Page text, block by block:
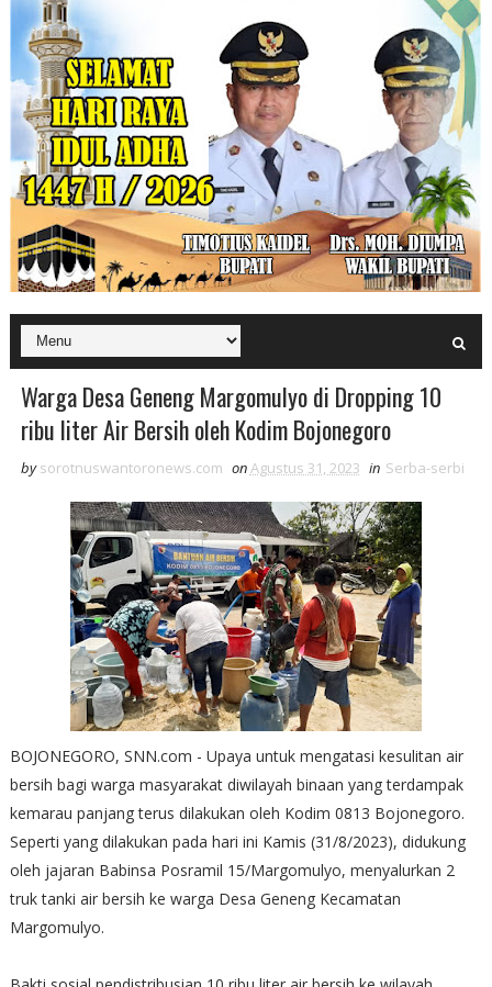
Warga Desa Geneng Margomulyo di Dropping 10
ribu liter Air Bersih oleh Kodim Bojonegoro
by sorotnuswantoronews.com onAgustus 31, 2023 in Serba-serbi
BOJONEGORO, SNN.com - Upaya untuk mengatasi kesulitan air
bersih bagi warga masyarakat diwilayah binaan yang terdampak
kemarau panjang terus dilakukan oleh Kodim 0813 Bojonegoro.
Seperti yang dilakukan pada hari ini Kamis (31/8/2023), didukung
oleh jajaran Babinsa Posramil 15/Margomulyo, menyalurkan 2
truk tanki air bersih ke warga Desa Geneng Kecamatan
Margomulyo.